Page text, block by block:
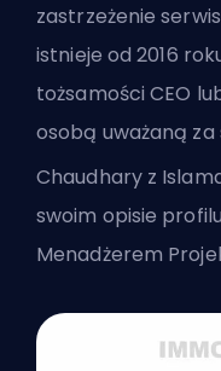
zastrzeżenie
istnieje od 2016
tożsamości CEO
osobą uważaną
Chaudhary z
swoim opisie
Menadżerem